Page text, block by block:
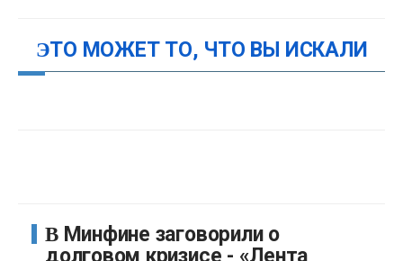
ЭТО МОЖЕТ ТО, ЧТО ВЫ ИСКАЛИ
В Минфине заговорили о
долговом кризисе - «Лента